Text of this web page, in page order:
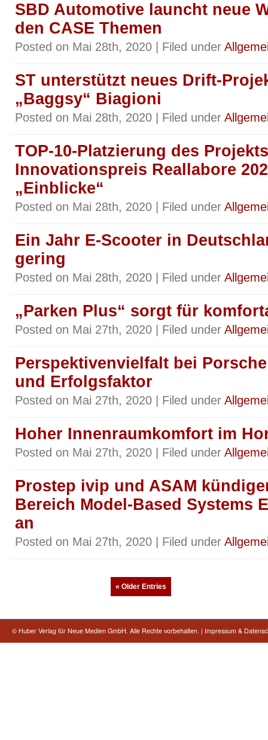
SBD Automotive launcht neue
den CASE Themen
Posted on Mai 28th, 2020 | Filed under
ST unterstützt neues Drift-
„Baggsy“ Biagioni
Posted on Mai 28th, 2020 | Filed under
TOP-10-Platzierung des
Innovationspreis Reallabore
„Einblicke“
Posted on Mai 28th, 2020 | Filed under
Ein Jahr E-Scooter in
gering
Posted on Mai 28th, 2020 | Filed under
„Parken Plus“ sorgt für
Posted on Mai 27th, 2020 | Filed under
Perspektivenvielfalt bei
und Erfolgsfaktor
Posted on Mai 27th, 2020 | Filed under
Hoher Innenraumkomfort im
Posted on Mai 27th, 2020 | Filed under
Prostep ivip und ASAM
Bereich Model-Based Systems
an
Posted on Mai 27th, 2020 | Filed under
« Older Entries
© Huber Verlag für Neue Medien GmbH. Alle Rechte vorbehalten. | Impressum &